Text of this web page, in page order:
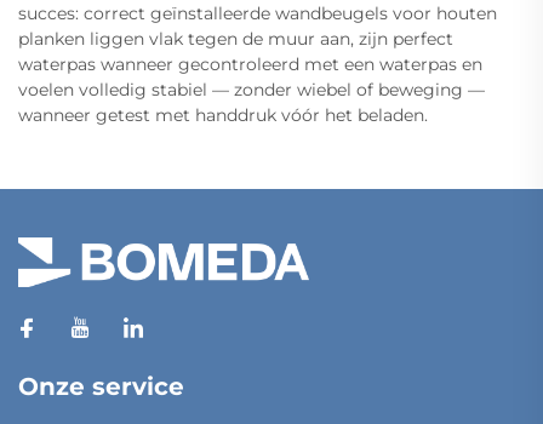
succes: correct geïnstalleerde wandbeugels voor houten
planken liggen vlak tegen de muur aan, zijn perfect
waterpas wanneer gecontroleerd met een waterpas en
voelen volledig stabiel — zonder wiebel of beweging —
wanneer getest met handdruk vóór het beladen.
Onze service